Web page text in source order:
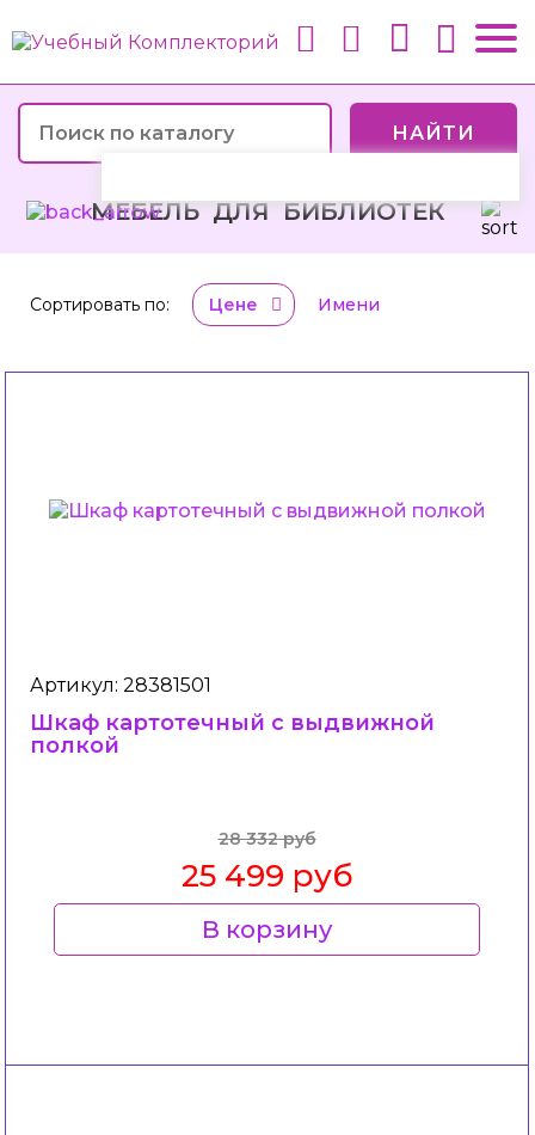
НАЙТИ
МЕБЕЛЬ ДЛЯ БИБЛИОТЕК
Сортировать по: Цене Имени
Артикул: 28381501
Шкаф картотечный с выдвижной
полкой
28 332 руб
25 499 руб
В корзину